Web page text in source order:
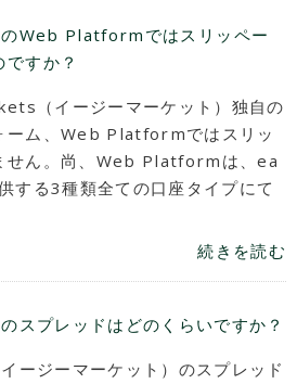
Web Platformではスリッペー
すか？
（イージーマーケット）独自の
ーム、Web Platformではスリッ
せん。尚、Web Platformは、ea
る3種類全ての口座タイプにて
続きを読む
プレッドはどのくらいですか？
ジーマーケット）のスプレッド